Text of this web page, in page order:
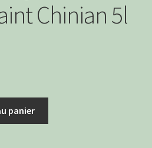
Chinian 5l
panier